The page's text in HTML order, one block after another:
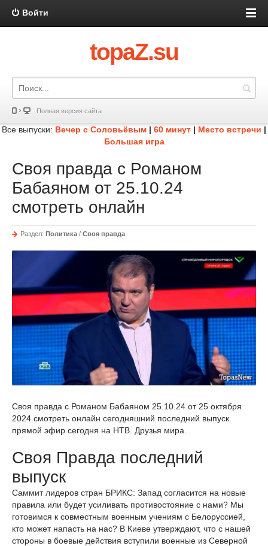
Войти
topaZ.su
Полная версия сайта
Все выпуски: Вечер с Соловьёвым | 60 минут | Место встречи |
Большая игра
Своя правда с Романом
Бабаяном от 25.10.24
смотреть онлайн
Раздел: Политика / Своя правда
Своя правда с Романом Бабаяном 25.10.24 от 25 октября
2024 смотреть онлайн сегодняшний последний выпуск
прямой эфир сегодня на НТВ. Друзья мира.
Своя Правда последний
выпуск
Саммит лидеров стран БРИКС: Запад согласится на новые
правила или будет усиливать противостояние с нами? Мы
готовимся к совместным военным учениям с Белоруссией,
кто может напасть на нас? В Киеве утверждают, что с нашей
стороны в боевые действия вступили военные из Северной